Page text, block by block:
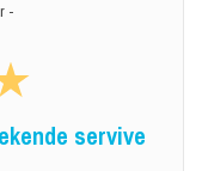
-
servive